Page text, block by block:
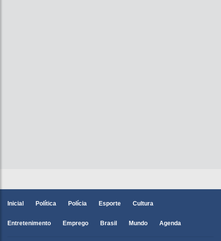
Inicial Política Polícia Esporte Cultura
Entretenimento Emprego Brasil Mundo Agenda